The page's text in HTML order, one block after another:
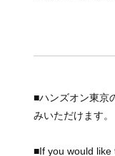
■ハンズオン東京
みいただけます。
■If you would like